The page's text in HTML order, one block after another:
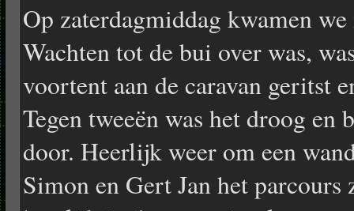
Op zaterdagmiddag kwamen
Wachten tot de bui over was,
voortent aan de caravan geritst
Tegen tweeën was het droog
door. Heerlijk weer om een
Simon en Gert Jan het parcours